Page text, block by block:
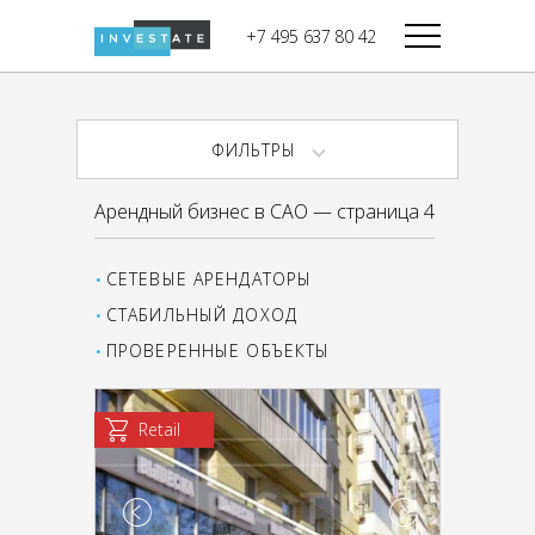
+7 495 637 80 42
Дикси
В башне
Запад
Башня Федерация-I
Восток
Город Столиц,
Северный блок
Город Столиц,
Южный блок
ФИЛЬТРЫ
Арендный бизнес в САО — страница 4
СЕТЕВЫЕ АРЕНДАТОРЫ
СТАБИЛЬНЫЙ ДОХОД
ПРОВЕРЕННЫЕ ОБЪЕКТЫ
Retail